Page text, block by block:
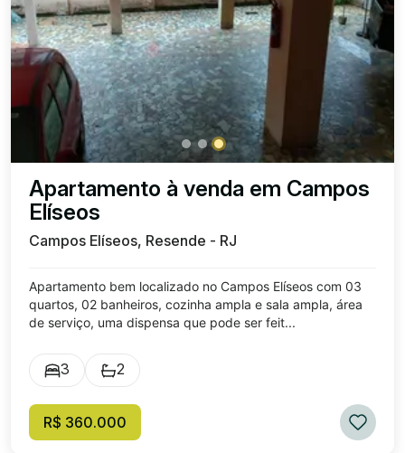
Apartamento à venda em Campos
Elíseos
Campos Elíseos, Resende - RJ
Apartamento bem localizado no Campos Elíseos com 03
quartos, 02 banheiros, cozinha ampla e sala ampla, área
de serviço, uma dispensa que pode ser feit...
3 2
R$ 360.000